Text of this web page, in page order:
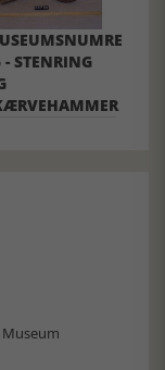
- STENRING